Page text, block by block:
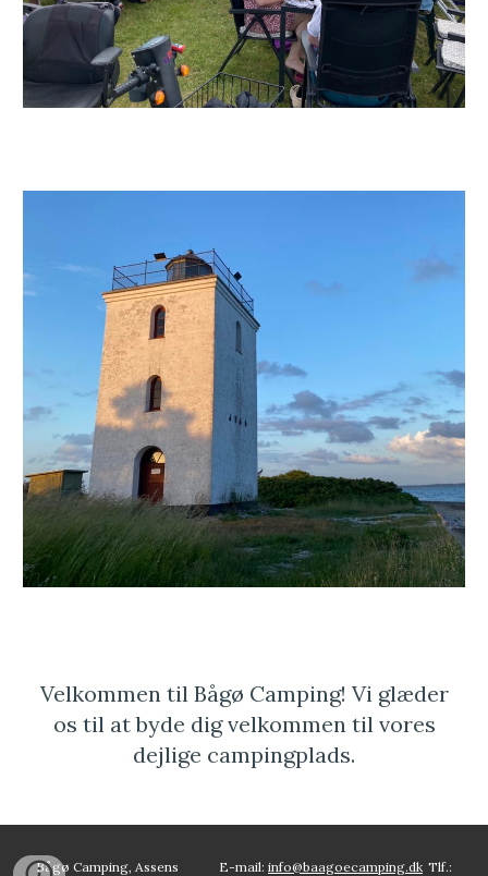
Velkommen til Bågø Camping! Vi glæder
os til at byde dig velkommen til vores
dejlige campingplads.
Bågø Camping, Assens E-mail: info@baagoecamping.dk Tlf.: